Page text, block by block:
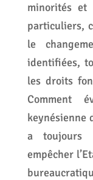
minorités et
particuliers,
le
identifiées,
les droits
Comment
keynésienne
a toujours
empêcher